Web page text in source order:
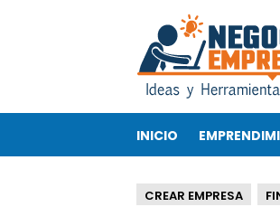
F
a
s
a
l
INICIO
CREAR EMPRESA